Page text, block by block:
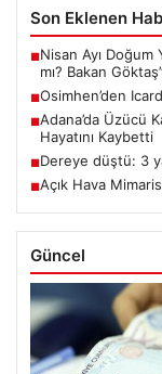
Son Eklenen
■Nisan Ayı Doğum
mı? Bakan
■Osimhen’den
■Adana’da Üzücü
Hayatını Kaybetti
■Dereye düştü: 3
■Açık Hava
Güncel